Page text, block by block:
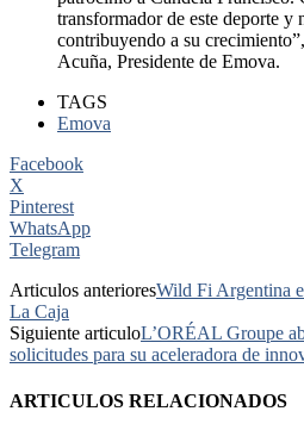
transformador de este deporte y
contribuyendo a su
Acuña, Presidente de Emova.
TAGS
Emova
Facebook
X
Pinterest
WhatsApp
Telegram
Articulos anterioresWild Fi Argentina
La Caja
Siguiente articuloL’ORÉAL Groupe
solicitudes para su aceleradora de
ARTICULOS RELACIONADOS